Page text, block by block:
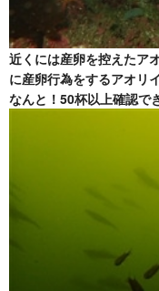
近くには産卵を控えたア
に産卵行為をするアオリ
なんと！50杯以上確認で